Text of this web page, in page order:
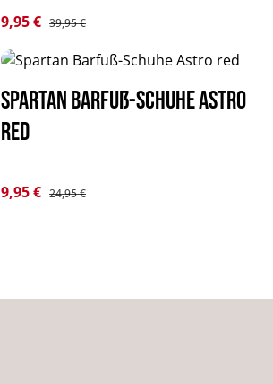
Verkaufspreis:
9,95 € Regulärer Preis:
39,95 €
Spartan Barfuß-Schuhe Astro
red
Verkaufspreis:
9,95 € Regulärer Preis:
24,95 €